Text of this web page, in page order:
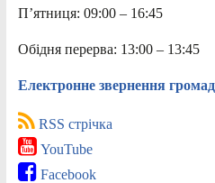
П’ятниця: 09:00 – 16:45
Обідня перерва: 13:00 – 13:45
Електронне звернення
RSS стрічка
YouTube
Facebook